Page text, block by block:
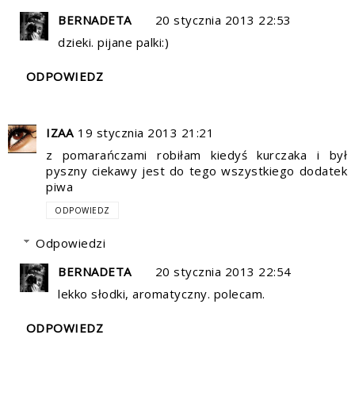
BERNADETA
20 stycznia 2013 22:53
dzieki. pijane palki:)
ODPOWIEDZ
IZAA 19 stycznia 2013 21:21
z pomarańczami robiłam kiedyś kurczaka i był
pyszny ciekawy jest do tego wszystkiego dodatek
piwa
ODPOWIEDZ
Odpowiedzi
BERNADETA
20 stycznia 2013 22:54
lekko słodki, aromatyczny. polecam.
ODPOWIEDZ